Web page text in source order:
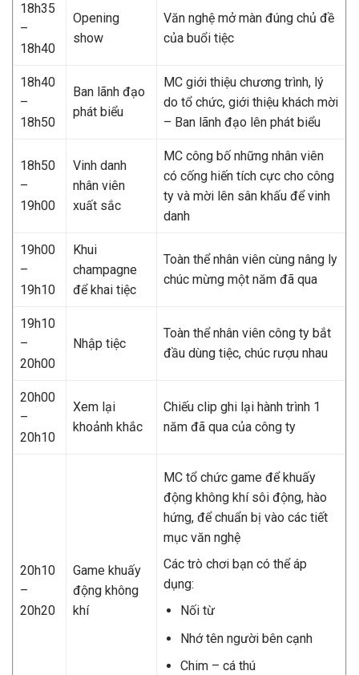
18h35
–
18h40
Opening
show
Văn nghệ mở màn đúng chủ đề
của buổi tiệc
18h40
–
18h50
Ban lãnh đạo
phát biểu
MC giới thiệu chương trình, lý
do tổ chức, giới thiệu khách mời
– Ban lãnh đạo lên phát biểu
18h50
–
19h00
Vinh danh
nhân viên
xuất sắc
MC công bố những nhân viên
có cống hiến tích cực cho công
ty và mời lên sân khấu để vinh
danh
19h00
–
19h10
Khui
champagne
để khai tiệc
Toàn thể nhân viên cùng nâng ly
chúc mừng một năm đã qua
19h10
–
20h00
Nhập tiệc
Toàn thể nhân viên công ty bắt
đầu dùng tiệc, chúc rượu nhau
20h00
–
20h10
Xem lại
khoảnh khắc
Chiếu clip ghi lại hành trình 1
năm đã qua của công ty
20h10
–
20h20
Game khuấy
động không
khí
MC tổ chức game để khuấy
động không khí sôi động, hào
hứng, để chuẩn bị vào các tiết
mục văn nghệ
Các trò chơi bạn có thể áp
dụng:
Nối từ
Nhớ tên người bên cạnh
Chim – cá thú